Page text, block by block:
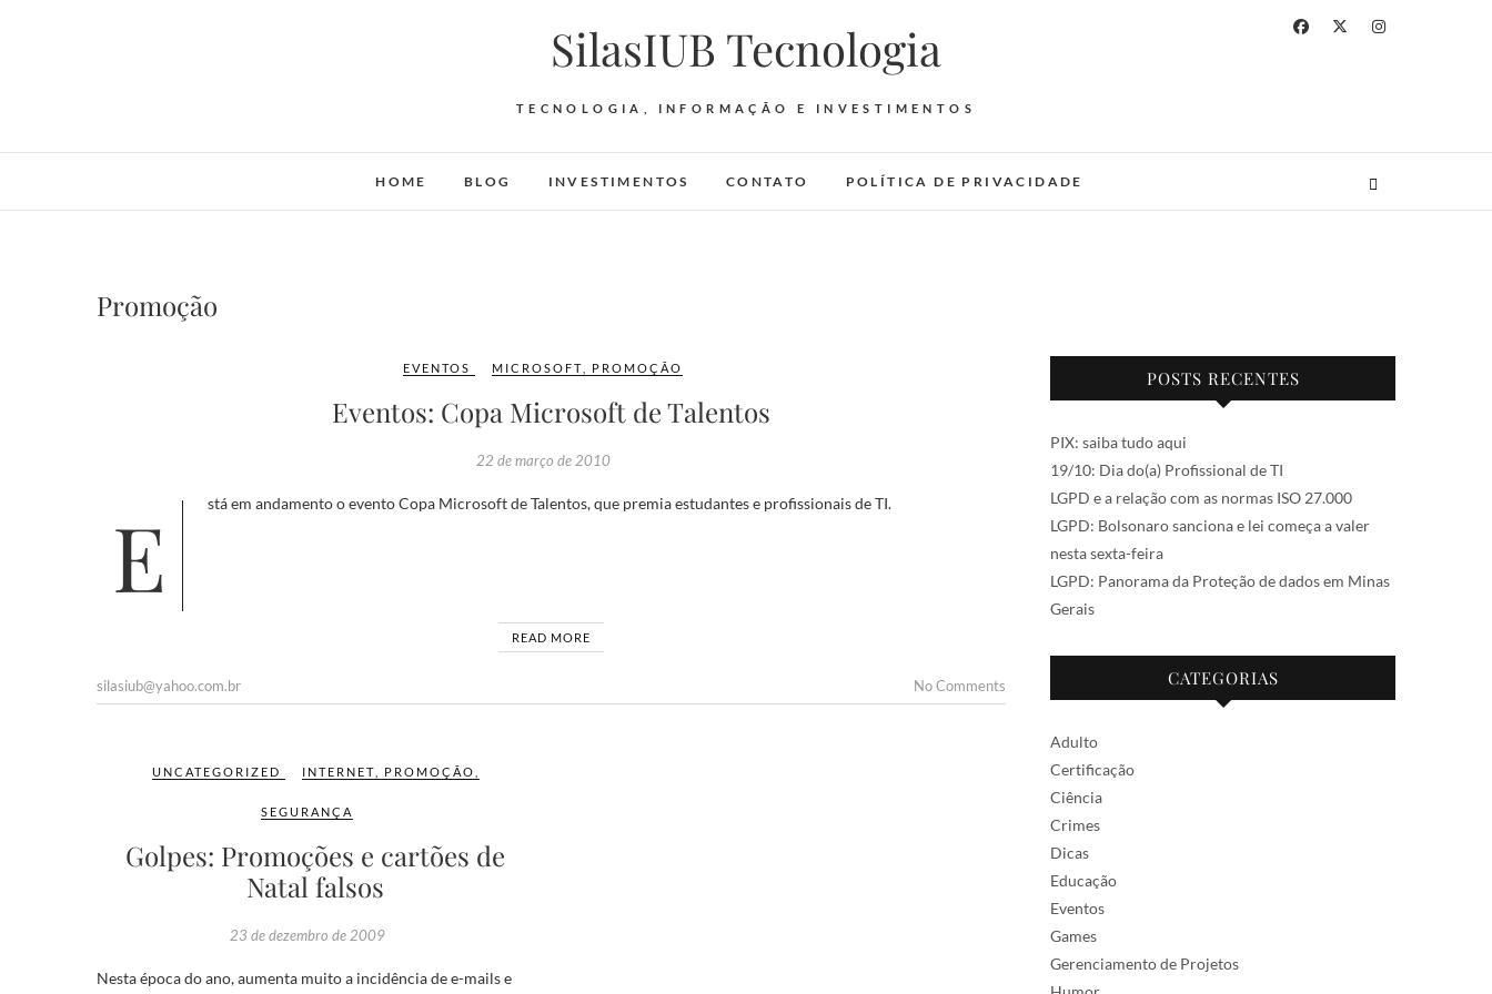
SilasIUB Tecnologia
TECNOLOGIA, INFORMAÇÃO E INVESTIMENTOS
HOME BLOG INVESTIMENTOS CONTATO POLÍTICA DE PRIVACIDADE
Promoção
EVENTOS MICROSOFT PROMOÇÃO
Eventos: Copa Microsoft de Talentos
22 de março de 2010
Está em andamento o evento Copa Microsoft de Talentos, que premia estudantes e profissionais de TI.
READ MORE
silasiub@yahoo.com.br No Comments
UNCATEGORIZED INTERNET PROMOÇÃO
SEGURANÇA
Golpes: Promoções e cartões de
Natal falsos
23 de dezembro de 2009
Nesta época do ano, aumenta muito a incidência de e-mails e
POSTS RECENTES
PIX: saiba tudo aqui
19/10: Dia do(a) Profissional de TI
LGPD e a relação com as normas ISO 27.000
LGPD: Bolsonaro sanciona e lei começa a valer
nesta sexta-feira
LGPD: Panorama da Proteção de dados em Minas
Gerais
CATEGORIAS
Adulto
Certificação
Ciência
Crimes
Dicas
Educação
Eventos
Games
Gerenciamento de Projetos